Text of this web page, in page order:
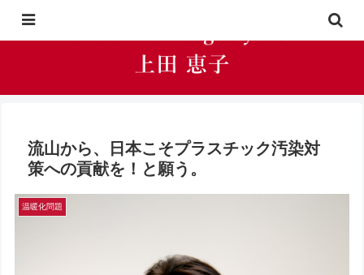
流山から、日本こそプラスチック汚染対
策への貢献を！と願う。
温暖化問題